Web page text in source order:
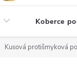
Koberce
Kusová protišmyková